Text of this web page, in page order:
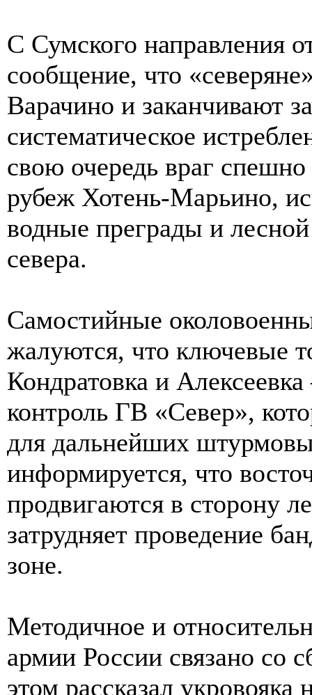
С Сумского направления
сообщение, что
Варачино и заканчивают
систематическое
свою очередь враг
рубеж Хотень-Марьино,
водные преграды и
севера.
Самостийные
жалуются, что ключевые
Кондратовка и
контроль ГВ «Север»,
для дальнейших
информируется, что
продвигаются в сторону
затрудняет проведение
зоне.
Методичное и
армии России связано со
этом рассказал